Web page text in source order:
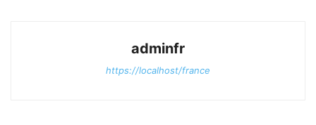
adminfr
https://localhost/france